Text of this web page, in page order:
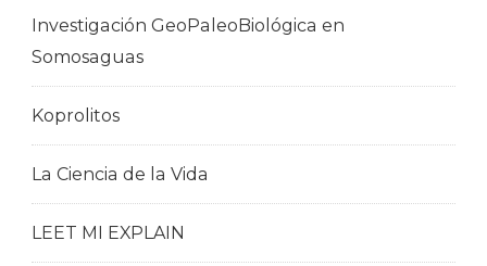
Investigación GeoPaleoBiológica en
Somosaguas
Koprolitos
La Ciencia de la Vida
LEET MI EXPLAIN